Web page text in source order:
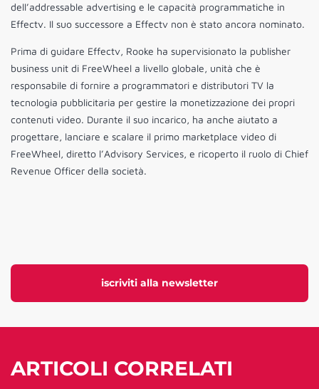
iscriviti alla newsletter
dell’addressable advertising e le capacità programmatiche in
Effectv. Il suo successore a Effectv non è stato ancora nominato.
Prima di guidare Effectv, Rooke ha supervisionato la publisher
business unit di FreeWheel a livello globale, unità che è
responsabile di fornire a programmatori e distributori TV la
tecnologia pubblicitaria per gestire la monetizzazione dei propri
contenuti video. Durante il suo incarico, ha anche aiutato a
progettare, lanciare e scalare il primo marketplace video di
FreeWheel, diretto l’Advisory Services, e ricoperto il ruolo di Chief
Revenue Officer della società.
ARTICOLI CORRELATI